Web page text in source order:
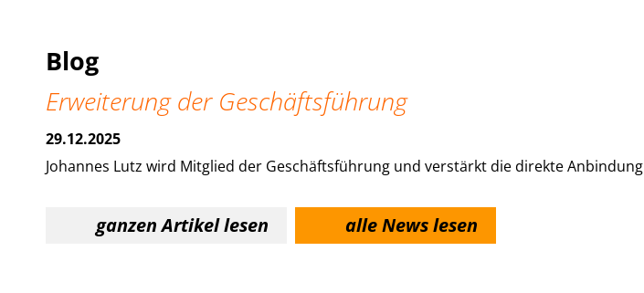
Blog
Erweiterung der Geschäftsführung
29.12.2025
Johannes Lutz wird Mitglied der Geschäftsführung und verstärkt die direkte
ganzen Artikel lesen alle News lesen